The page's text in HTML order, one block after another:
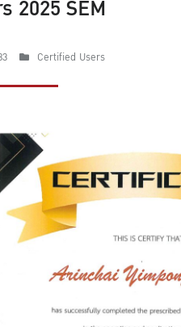
2025 SEM
Certified Users